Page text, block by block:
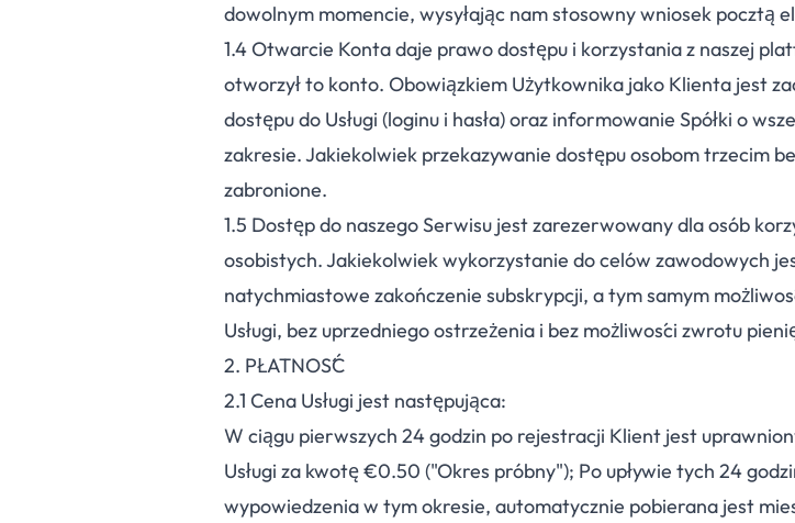
dowolnym momencie, wysyłając nam stosowny wniosek pocztą
1.4Otwarcie Konta daje prawo dostępu i korzystania z naszej
otworzył to konto. Obowiązkiem Użytkownika jako Klienta jest
dostępu do Usługi (loginu i hasła) oraz informowanie Spółki o
zakresie. Jakiekolwiek przekazywanie dostępu osobom trzecim
zabronione.
1.5 Dostęp do naszego Serwisu jest zarezerwowany dla osób
osobistych. Jakiekolwiek wykorzystanie do celów zawodowych
natychmiastowe zakończenie subskrypcji, a tym samym
Usługi, bez uprzedniego ostrzeżenia i bez możliwości zwrotu
2. PŁATNOŚĆ
2.1 Cena Usługi jest następująca:
W ciągu pierwszych 24 godzin po rejestracji Klient jest
Usługi za kwotę €0.50 ("Okres próbny"); Po upływie tych 24
wypowiedzenia w tym okresie, automatycznie pobierana jest